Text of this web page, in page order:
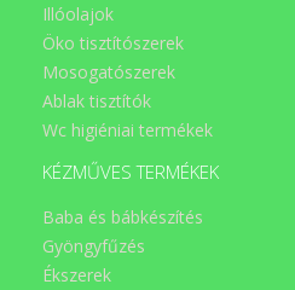
Illóolajok
Öko tisztítószerek
Mosogatószerek
Ablak tisztítók
Wc higiéniai termékek
KÉZMŰVES TERMÉKEK
Baba és bábkészítés
Gyöngyfűzés
Ékszerek